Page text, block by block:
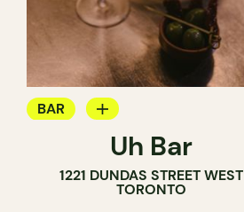
BAR
BAR À COCKTAILUh Bar
1221 DUNDAS STREET WEST
TORONTO